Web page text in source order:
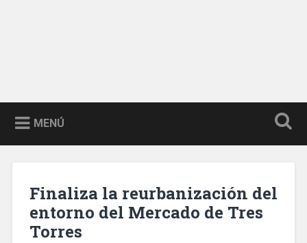
MENÚ
Finaliza la reurbanización del
entorno del Mercado de Tres
Torres